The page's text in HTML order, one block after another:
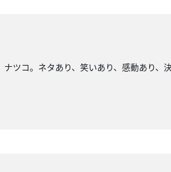
ツコ。ネタあり、笑いあり、感動あり、